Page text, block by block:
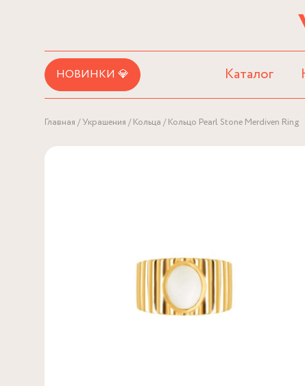
НОВИНКИ 💎 Каталог
Главная Украшения Кольца Кольцо Pearl Stone Merdiven Ring